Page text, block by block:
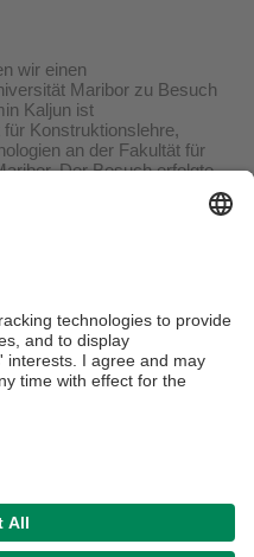
wir einen
Maribor zu Besuch
Kaljun ist
Konstruktionslehre,
an der Fakultät für
Der Besuch erfolgte
Lernen und Lehren
finanziert vom
Wissenschaft und
sich mit der Umsetzung
und Lehrformen an der
er die Umsetzung des
sammelte,
für bewährte
zur Vermittlung von